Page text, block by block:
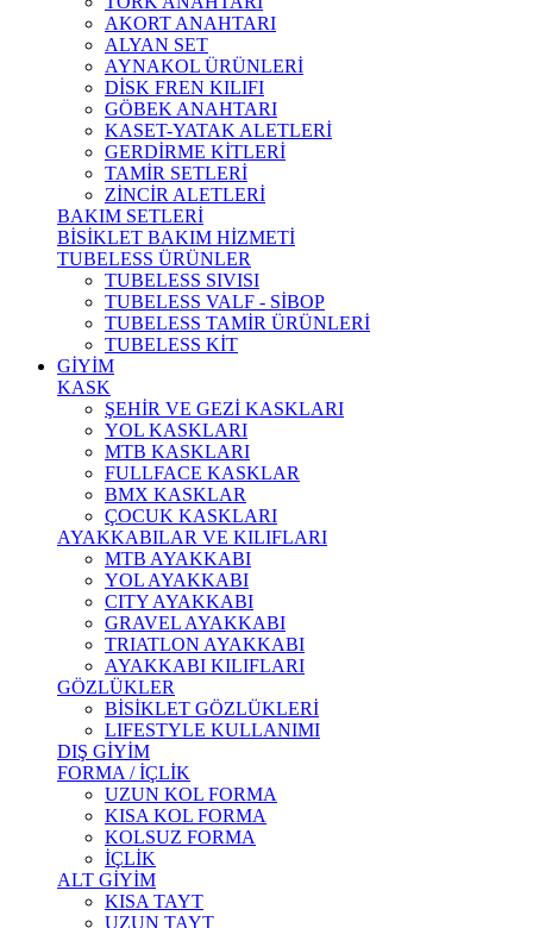
AKORT ANAHTARI
ALYAN SET
AYNAKOL ÜRÜNLERİ
DİSK FREN KILIFI
GÖBEK ANAHTARI
KASET-YATAK ALETLERİ
GERDİRME KİTLERİ
TAMİR SETLERİ
ZİNCİR ALETLERİ
BAKIM SETLERİ
BİSİKLET BAKIM HİZMETİ
TUBELESS ÜRÜNLER
TUBELESS SIVISI
TUBELESS VALF - SİBOP
TUBELESS TAMİR ÜRÜNLERİ
TUBELESS KİT
GİYİM
KASK
ŞEHİR VE GEZİ KASKLARI
YOL KASKLARI
MTB KASKLARI
FULLFACE KASKLAR
BMX KASKLAR
ÇOCUK KASKLARI
AYAKKABILAR VE KILIFLARI
MTB AYAKKABI
YOL AYAKKABI
CITY AYAKKABI
GRAVEL AYAKKABI
TRIATLON AYAKKABI
AYAKKABI KILIFLARI
GÖZLÜKLER
BİSİKLET GÖZLÜKLERİ
LIFESTYLE KULLANIMI
DIŞ GİYİM
FORMA / İÇLİK
UZUN KOL FORMA
KISA KOL FORMA
KOLSUZ FORMA
İÇLİK
ALT GİYİM
KISA TAYT
UZUN TAYT